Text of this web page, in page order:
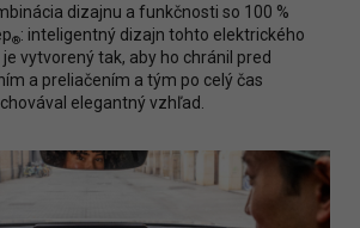
dizajnu a funkčnosti so 100 %
®: inteligentný dizajn tohto elektrického
vytvorený tak, aby ho chránil pred
a preliačením a tým po celý čas
elegantný vzhľad.